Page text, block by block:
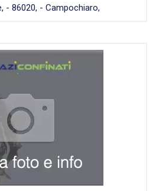
- 86020, - Campochiaro,